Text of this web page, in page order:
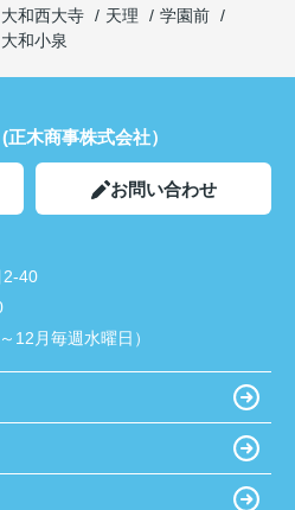
大和西大寺 天理
学園前
大和小泉
木商事株式会社）
お問い合わせ
2-40
12月毎週水曜日）